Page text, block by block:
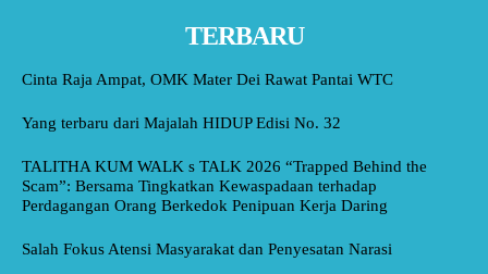
TERBARU
Cinta Raja Ampat, OMK Mater Dei Rawat Pantai WTC
Yang terbaru dari Majalah HIDUP Edisi No. 32
TALITHA KUM WALK s TALK 2026 “Trapped Behind the
Scam”: Bersama Tingkatkan Kewaspadaan terhadap
Perdagangan Orang Berkedok Penipuan Kerja Daring
Salah Fokus Atensi Masyarakat dan Penyesatan Narasi